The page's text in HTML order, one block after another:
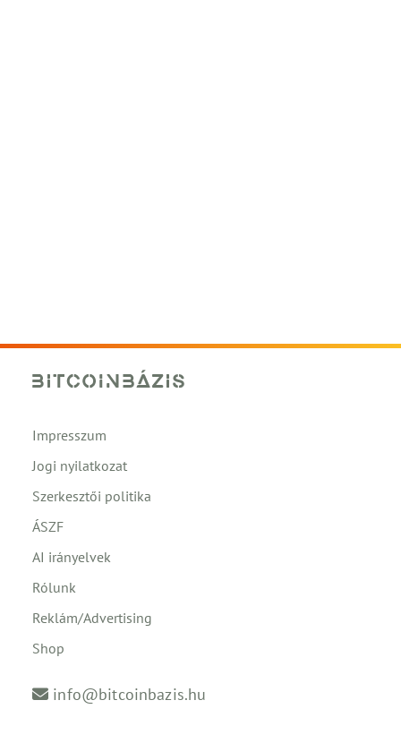
Impresszum
Jogi nyilatkozat
Szerkesztői politika
ÁSZF
AI irányelvek
Rólunk
Reklám/Advertising
Shop
info@bitcoinbazis.hu